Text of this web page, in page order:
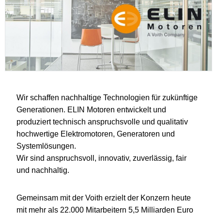
Wir schaffen nachhaltige Technologien für zukünftige
Generationen. ELIN Motoren entwickelt und
produziert technisch anspruchsvolle und qualitativ
hochwertige Elektromotoren, Generatoren und
Systemlösungen.
Wir sind anspruchsvoll, innovativ, zuverlässig, fair
und nachhaltig.
Gemeinsam mit der Voith erzielt der Konzern heute
mit mehr als 22.000 Mitarbeitern 5,5 Milliarden Euro